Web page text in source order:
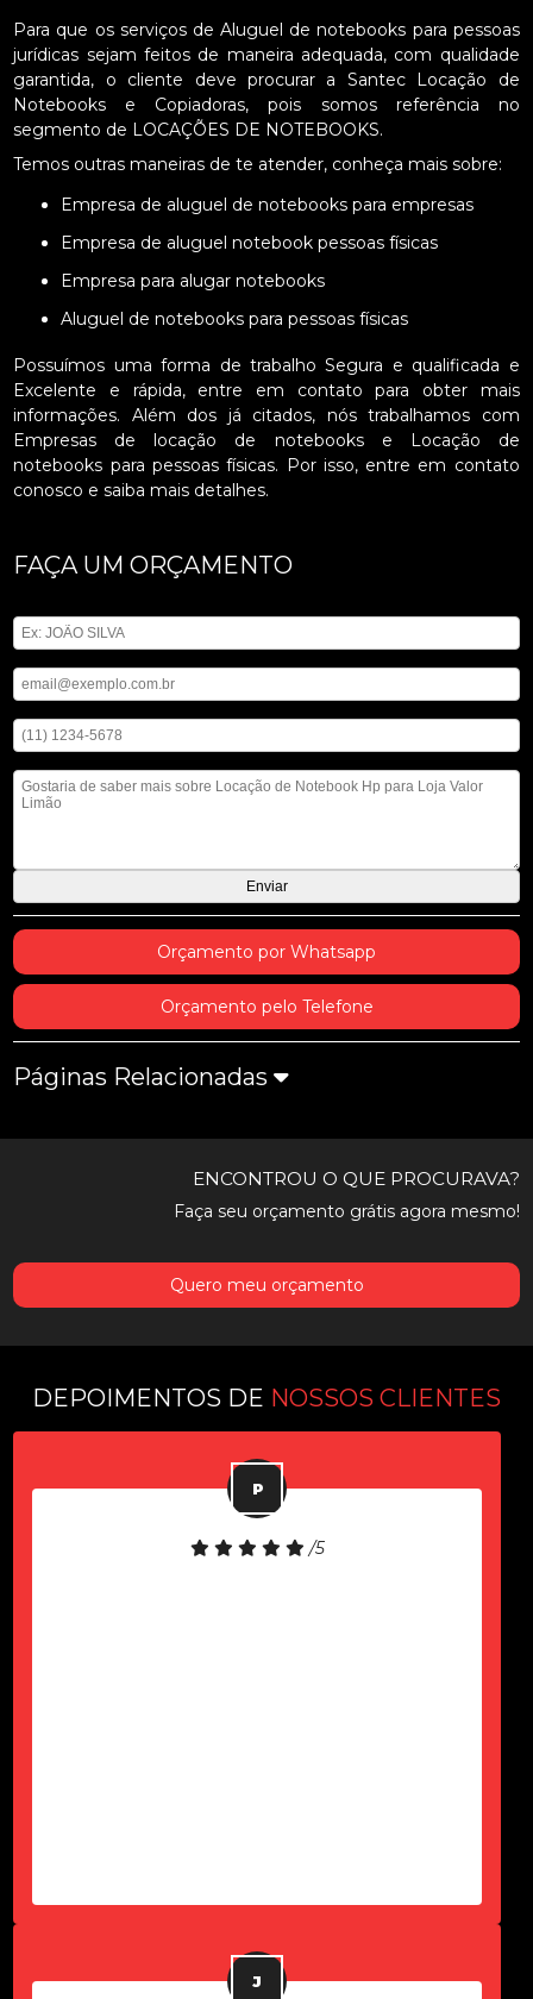
Para que os serviços de Aluguel de notebooks para pessoas
jurídicas sejam feitos de maneira adequada, com qualidade
garantida, o cliente deve procurar a Santec Locação de
Notebooks e Copiadoras, pois somos referência no
segmento de LOCAÇÕES DE NOTEBOOKS.
Temos outras maneiras de te atender, conheça mais sobre:
Empresa de aluguel de notebooks para empresas
Empresa de aluguel notebook pessoas físicas
Empresa para alugar notebooks
Aluguel de notebooks para pessoas físicas
Possuímos uma forma de trabalho Segura e qualificada e
Excelente e rápida, entre em contato para obter mais
informações. Além dos já citados, nós trabalhamos com
Empresas de locação de notebooks e Locação de
notebooks para pessoas físicas. Por isso, entre em contato
conosco e saiba mais detalhes.
FAÇA UM ORÇAMENTO
Orçamento por Whatsapp
Orçamento pelo Telefone
Páginas Relacionadas
ENCONTROU O QUE PROCURAVA?
Faça seu orçamento grátis agora mesmo!
Quero meu orçamento
DEPOIMENTOS DE NOSSOS CLIENTES
/5